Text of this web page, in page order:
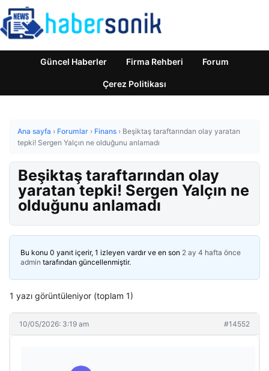
Güncel Haberler Firma Rehberi Forum
Çerez Politikası
Ana sayfa › Forumlar › Finans › Beşiktaş taraftarından olay yaratan
tepki! Sergen Yalçın ne olduğunu anlamadı
Beşiktaş taraftarından olay
yaratan tepki! Sergen Yalçın ne
olduğunu anlamadı
Bu konu 0 yanıt içerir, 1 izleyen vardır ve en son 2 ay 4 hafta önce
admin tarafından güncellenmiştir.
1 yazı görüntüleniyor (toplam 1)
10/05/2026: 3:19 am #14552